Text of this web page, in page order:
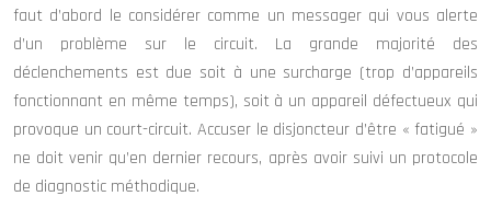
faut d’abord le considérer comme un messager qui vous alerte
d’un problème sur le circuit. La grande majorité des
déclenchements est due soit à une surcharge (trop d’appareils
fonctionnant en même temps), soit à un appareil défectueux qui
provoque un court-circuit. Accuser le disjoncteur d’être « fatigué »
ne doit venir qu’en dernier recours, après avoir suivi un protocole
de diagnostic méthodique.